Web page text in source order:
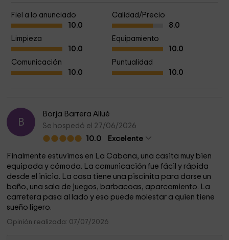
Fiel a lo anunciado
10.0
Calidad/Precio
8.0
Limpieza
10.0
Equipamiento
10.0
Comunicación
10.0
Puntualidad
10.0
B
Borja Barrera Allué
Se hospedó el 27/06/2026
10.0
Excelente
Finalmente estuvimos en La Cabana, una casita muy bien
equipada y cómoda. La comunicación fue fácil y rápida
desde el inicio. La casa tiene una piscinita para darse un
baño, una sala de juegos, barbacoas, aparcamiento. La
carretera pasa al lado y eso puede molestar a quien tiene
sueño ligero.
Opinión realizada: 07/07/2026